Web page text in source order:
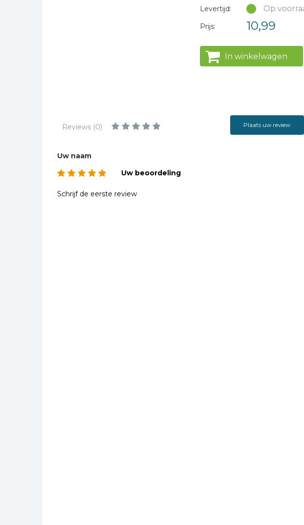
Toeristische kaarten en
gidsen
Levertijd: Op
Prijs: 10,99
In winkelwagen
Reviews (0) Plaats uw review
Uw naam
Uw beoordeling
Schrijf de eerste review